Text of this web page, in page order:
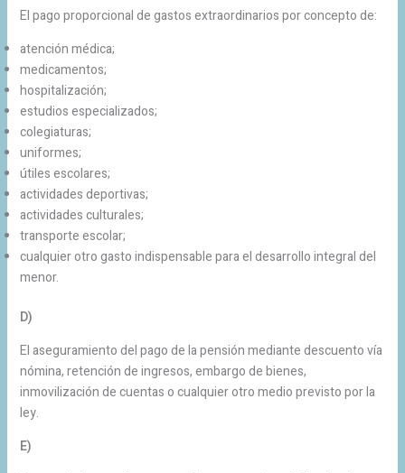
El pago proporcional de gastos extraordinarios por concepto de:
atención médica;
medicamentos;
hospitalización;
estudios especializados;
colegiaturas;
uniformes;
útiles escolares;
actividades deportivas;
actividades culturales;
transporte escolar;
cualquier otro gasto indispensable para el desarrollo integral del
menor.
D)
El aseguramiento del pago de la pensión mediante descuento vía
nómina, retención de ingresos, embargo de bienes,
inmovilización de cuentas o cualquier otro medio previsto por la
ley.
E)